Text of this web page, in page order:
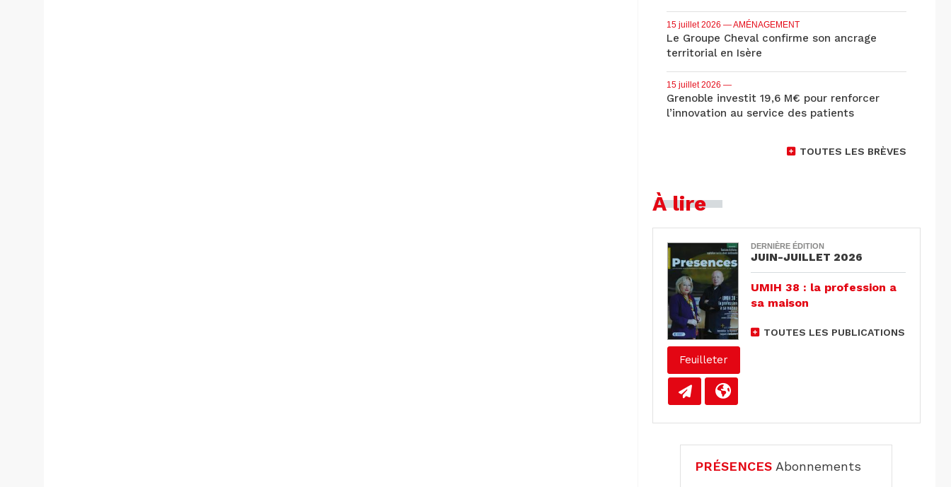
15 juillet 2026 — AMÉNAGEMENT
Le Groupe Cheval confirme son ancrage
territorial en Isère
15 juillet 2026 —
Grenoble investit 19,6 M€ pour renforcer
l’innovation au service des patients
TOUTES LES BRÈVES
À lire
Feuilleter
DERNIÈRE ÉDITION
JUIN-JUILLET 2026
UMIH 38 : la profession a
sa maison
TOUTES LES PUBLICATIONS
PRÉSENCES Abonnements